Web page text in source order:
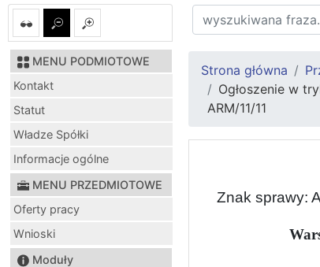
MENU PODMIOTOWE
Kontakt
Statut
Władze Spółki
Informacje ogólne
MENU PRZEDMIOTOWE
Oferty pracy
Wnioski
Moduły
Strona główna
Ogłoszenie w
ARM/11/11
Znak sprawy: